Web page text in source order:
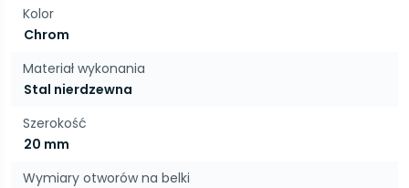
Kolor
Chrom
Materiał wykonania
Stal nierdzewna
Szerokość
20 mm
Wymiary otworów na belki